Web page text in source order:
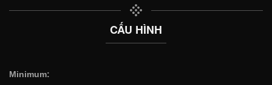
CẤU HÌNH
Minimum: